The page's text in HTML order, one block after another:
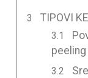
TIPOVI